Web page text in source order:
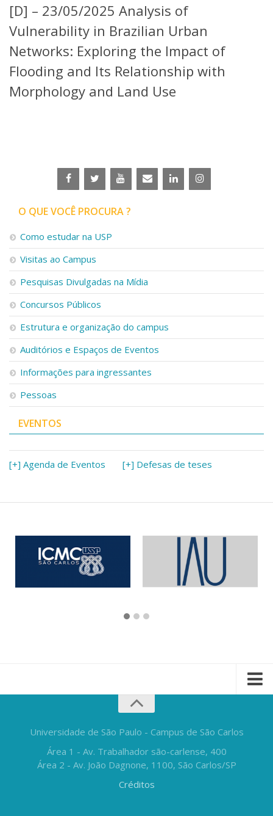
Bibliotecas
Apoio ao Estudante
Segurança, Trânsito e Prevenção
RH, Administrativo e Financeiro
Outros serviços
Comunicação
[D] – 23/05/2025 Analysis of
Vulnerability in Brazilian Urban
Networks: Exploring the Impact of
Flooding and Its Relationship with
Morphology and Land Use
O QUE VOCÊ PROCURA ?
Como estudar na USP
Visitas ao Campus
Pesquisas Divulgadas na Mídia
Concursos Públicos
Estrutura e organização do campus
Auditórios e Espaços de Eventos
Informações para ingressantes
Pessoas
EVENTOS
[+] Agenda de Eventos [+] Defesas de teses
Universidade de São Paulo - Campus de São Carlos
Área 1 - Av. Trabalhador são-carlense, 400
Área 2 - Av. João Dagnone, 1100, São Carlos/SP
Créditos